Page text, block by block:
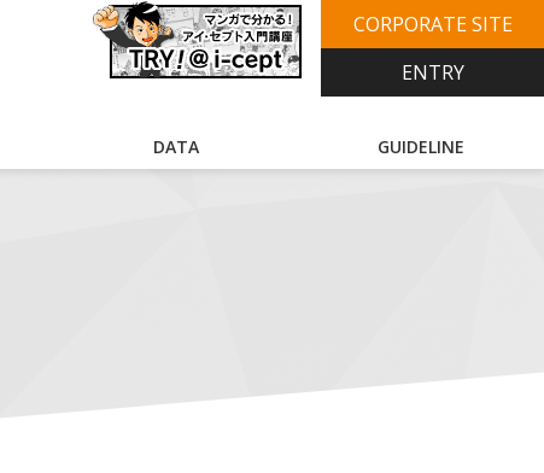
CORPORATE SITE
ENTRY
DATA GUIDELINE